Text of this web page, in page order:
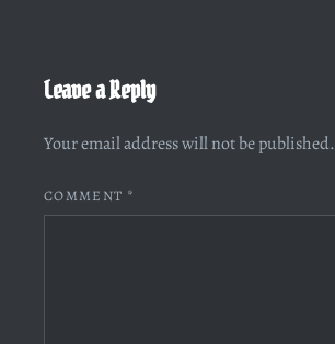
Leave a Reply
Your email address will not be published.
COMMENT *